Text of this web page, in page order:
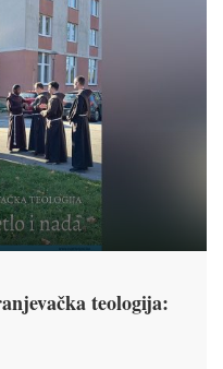
teologija: